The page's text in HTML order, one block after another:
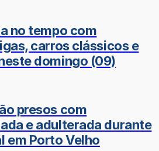
no tempo com
carros clássicos e
domingo (09)
presos com
e adulterada durante
em Porto Velho